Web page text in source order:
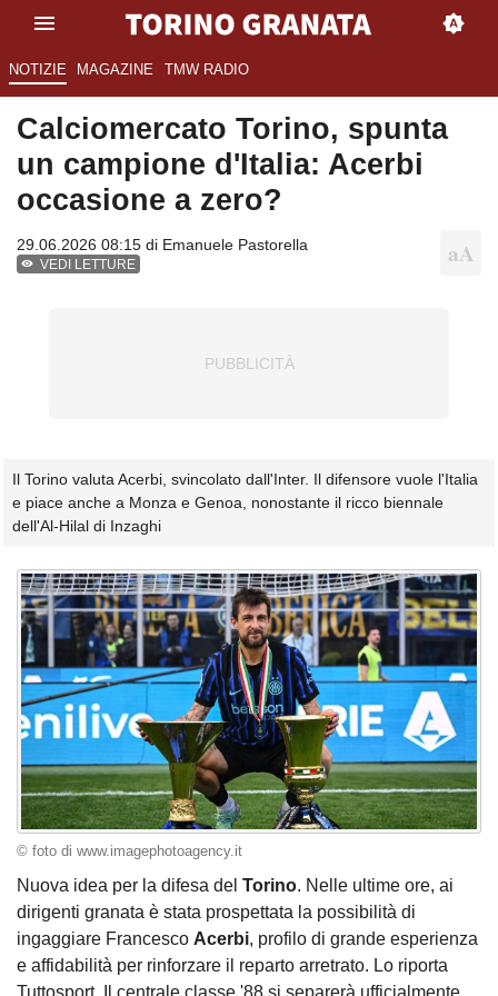
NOTIZIE MAGAZINE TMW RADIO
Calciomercato Torino, spunta
un campione d'Italia: Acerbi
occasione a zero?
29.06.2026 08:15 di Emanuele Pastorella
VEDI LETTURE
Il Torino valuta Acerbi, svincolato dall'Inter. Il difensore vuole l'Italia
e piace anche a Monza e Genoa, nonostante il ricco biennale
dell'Al-Hilal di Inzaghi
© foto di www.imagephotoagency.it
Nuova idea per la difesa del Torino. Nelle ultime ore, ai
dirigenti granata è stata prospettata la possibilità di
ingaggiare Francesco Acerbi, profilo di grande esperienza
e affidabilità per rinforzare il reparto arretrato. Lo riporta